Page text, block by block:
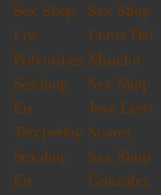
Sex Shop
Los
Polvorines
Sex Shop
Loma Del
Mirador
Sexshop
En
Temperley
Sex Shop
Jose Leon
Suarez
Sexshop
En
Sex Shop
Gonzalez